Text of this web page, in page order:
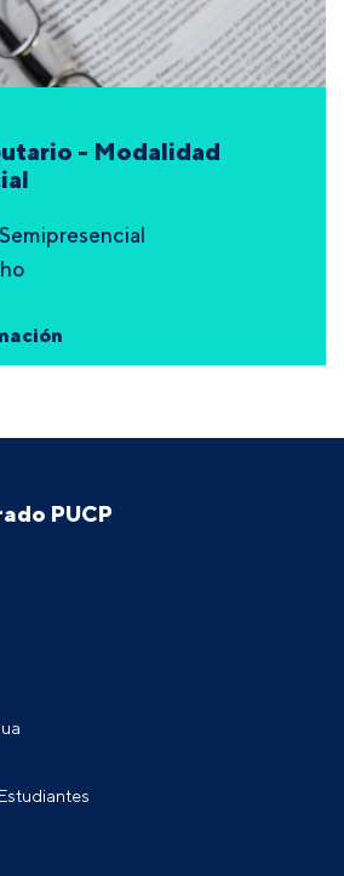
- Modalidad
Semipresencial
PUCP